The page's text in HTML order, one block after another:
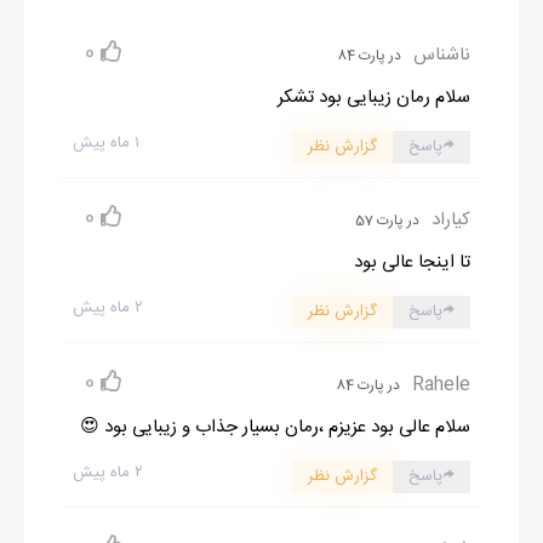
ابروهایش را کمی در هم گره زده بود.
دختر بزرگ این خانه بودم که هرگز برادری نداشتم و حس می‌کردم
مهدی و کیا هر کدام جداگانه روی من تعصب دارند.
کیا من را نامزد خودش می‌دانست و برای مهدی یک خواهر هم سن و
مهدی توی قدیمی ترین خاطرات من بود چون با هم بزرگ شده بودیم
و حالا به خاطر همین، پیچ و خم یکدیگر را خیلی خوب می‌شناختیم
تنها لامپ روشن خانه برای آشپزخانه بود و من دو تای دیگر را توی
اتاق تاریکش را با زدن کلید برق روشن کردم.
توی تخت‌خوابش بود و از تنش که کاملا زیر پتو بود می‌توانستم به
- برات چایی اوردم!
ناشناس در پارت 84 0
سلام رمان زیبایی بود تشکر
۱ ماه پیش پاسخ گزارش نظر
کیاراد در پارت 57 0
تا اینجا عالی بود
۲ ماه پیش پاسخ گزارش نظر
Rahele در پارت 84 0
سلام عالی بود عزیزم ،رمان بسیار جذاب و زیبایی بود 😍
۲ ماه پیش پاسخ گزارش نظر